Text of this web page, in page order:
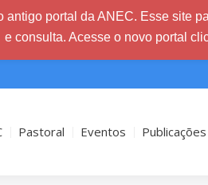
Pastoral Eventos Publicações
antigo portal da ANEC. Esse site
e consulta. Acesse o novo portal